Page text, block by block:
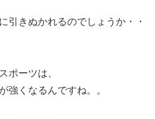
引きぬかれるのでしょうか・・
ポーツは、
強くなるんですね。。